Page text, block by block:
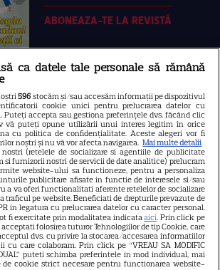
ABONEAZA-TE LA REVISTĂ
Libertatea
pentru femei
GSP
Știri mondene
Avantaje
Elle
Unica
Retete practice
ca datele tale personale să rămână
596 stocăm și/sau accesăm informații pe dispozitivul
cookie unici pentru prelucrarea datelor cu
Puteți accepta sau gestiona preferințele dvs. făcând clic
vă puteți opune utilizării unui interes legitim în orice
cu politica de confidențialitate. Aceste alegeri vor fi
noștri și nu vă vor afecta navigarea. Mai multe detalii
(retelele de socializare si agentiile de publicitate
si furnizorii nostri de servicii de date analitice) prelucram
website-ului sa functioneze, pentru a personaliza
publicitare afisate in functie de interesele si/sau
a va oferi functionalitati aferente retelelor de socializare
traficul pe website. Beneficiati de drepturile prevazute de
in legatura cu prelucrarea datelor cu caracter personal.
fi exercitate prin modalitatea indicataaici. Prin click pe
acceptati folosirea tuturor Tehnologiilor de tip Cookie, care
dvs. cu privire la stocarea/accesarea informatiilor
cu care colaboram. Prin click pe “VREAU SA MODIFIC
puteti schimba preferintele in mod individual, mai
cookie strict necesare pentru functionarea website-